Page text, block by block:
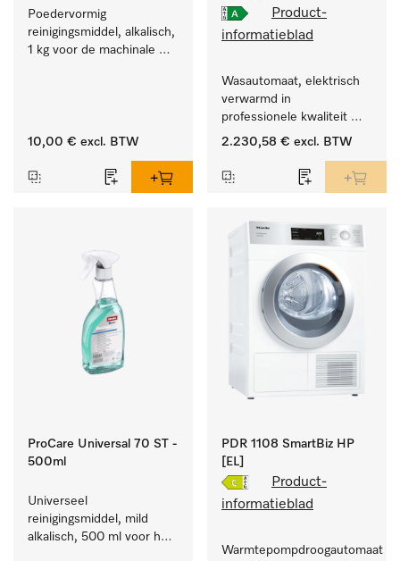
Poedervormig
reinigingsmiddel, alkalisch,
1 kg voor de machinale
10,00 € excl. BTW
Product-
informatieblad
Wasautomaat, elektrisch
verwarmd in
professionele kwaliteit
met een programmaduur
dosering.
2.230,58 € excl. BTW
ProCare Universal 70 ST -
500ml
Universeel
reinigingsmiddel, mild
alkalisch, 500 ml voor het
PDR 1108 SmartBiz HP
[EL]
Product-
informatieblad
Warmtepompdroogautomaat